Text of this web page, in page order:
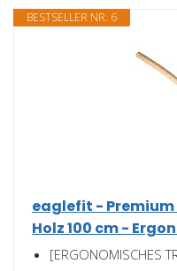
BESTSELLER NR. 6
eaglefit -
Holz 100 cm -
[ERGONOMISCHES